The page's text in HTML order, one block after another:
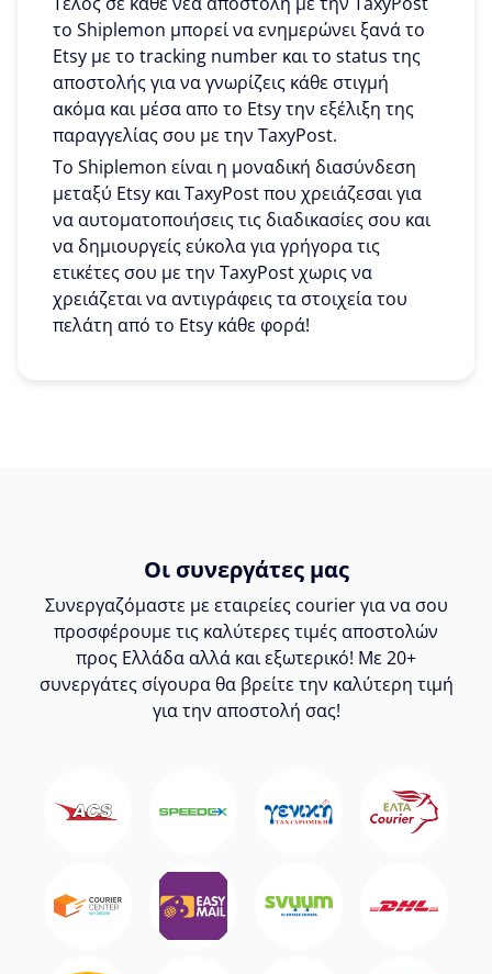
το Shiplemon μπορεί να ενημερώνει ξανά το
Etsy με το tracking number και το status της
αποστολής για να γνωρίζεις κάθε στιγμή
ακόμα και μέσα απο το Etsy την εξέλιξη της
παραγγελίας σου με την TaxyPost.
To Shiplemon είναι η μοναδική διασύνδεση
μεταξύ Etsy και TaxyPost που χρειάζεσαι για
να αυτοματοποιήσεις τις διαδικασίες σου και
να δημιουργείς εύκολα για γρήγορα τις
ετικέτες σου με την TaxyPost χωρις να
χρειάζεται να αντιγράφεις τα στοιχεία του
πελάτη από το Etsy κάθε φορά!
Οι συνεργάτες μας
Συνεργαζόμαστε με εταιρείες courier για να σου
προσφέρουμε τις καλύτερες τιμές αποστολών
προς Ελλάδα αλλά και εξωτερικό! Με 20+
συνεργάτες σίγουρα θα βρείτε την καλύτερη τιμή
για την αποστολή σας!